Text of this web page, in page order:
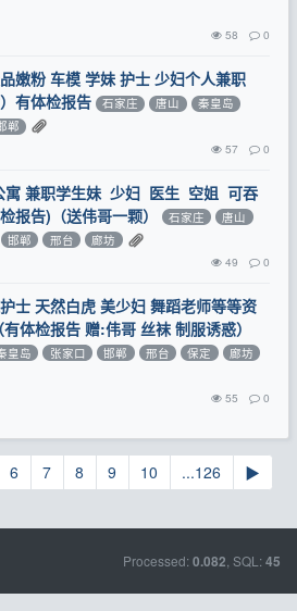
58 0
品嫩粉 车模 学妹 护士 少妇个人兼职
有体检报告
石家庄 唐山
秦皇岛
郸
57 0
寓 兼职学生妹 少妇 医生 空姐 可吞
报告)（送伟哥一颗）
石家庄
唐山
邯郸 邢台 廊坊
49 0
士 天然白虎 美少妇 舞蹈老师等等资
体检报告 赠:伟哥 丝袜 制服诱惑）
皇岛 张家口 邯郸 邢台 保定 廊坊
55 0
6 7 8 9 10 ...126 ▶
Processed: 0.082 , SQL: 45